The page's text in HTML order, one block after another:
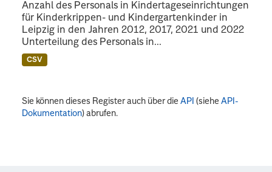
Anzahl des Personals in Kindertageseinrichtungen
für Kinderkrippen- und Kindergartenkinder in
Leipzig in den Jahren 2012, 2017, 2021 und 2022
Unterteilung des Personals in...
CSV
Sie können dieses Register auch über dieAPI (sieheAPI-
Dokumentation) abrufen.